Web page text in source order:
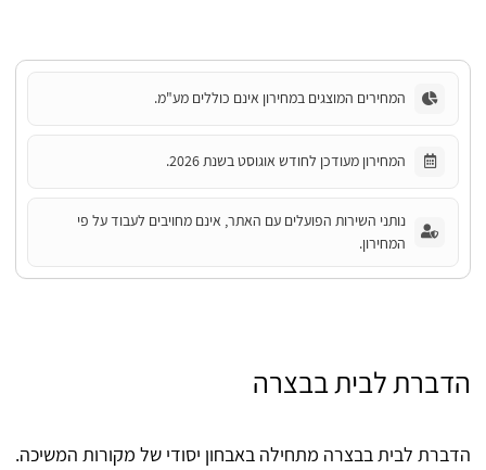
המחירים המוצגים במחירון אינם כוללים מע"מ.
המחירון מעודכן לחודש אוגוסט בשנת 2026.
נותני השירות הפועלים עם האתר, אינם מחויבים לעבוד על פי
המחירון.
הדברת לבית בבצרה
הדברת לבית בבצרה מתחילה באבחון יסודי של מקורות המשיכה.